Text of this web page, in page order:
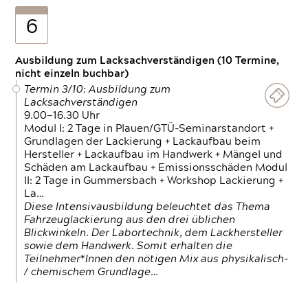
6
Ausbildung zum Lacksachverständigen (10 Termine,
nicht einzeln buchbar)
Termin 3/10: Ausbildung zum
Lacksachverständigen
9.00—16.30 Uhr
Modul I: 2 Tage in Plauen/GTÜ-Seminarstandort +
Grundlagen der Lackierung + Lackaufbau beim
Hersteller + Lackaufbau im Handwerk + Mängel und
Schäden am Lackaufbau + Emissionsschäden Modul
II: 2 Tage in Gummersbach + Workshop Lackierung +
La…
Diese Intensivausbildung beleuchtet das Thema
Fahrzeuglackierung aus den drei üblichen
Blickwinkeln. Der Labortechnik, dem Lackhersteller
sowie dem Handwerk. Somit erhalten die
Teilnehmer*Innen den nötigen Mix aus physikalisch-
/ chemischem Grundlage…